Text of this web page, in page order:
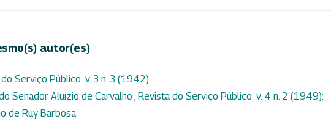
autor(es)
Serviço Público: v. 3 n. 3 (1942)
Senador Aluízio de Carvalho , Revista do Serviço Público: v. 4 n. 2 (1949):
de Ruy Barbosa